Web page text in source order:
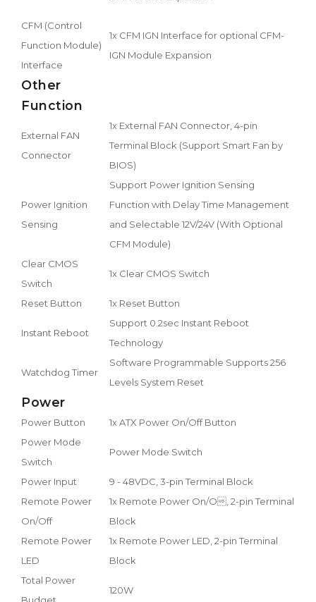
CFM (Control
Function Module)
Interface
1x CFM IGN Interface for optional CFM-
IGN Module Expansion
Other
Function
External FAN
Connector
1x External FAN Connector, 4-pin
Terminal Block (Support Smart Fan by
BIOS)
Power Ignition
Sensing
Support Power Ignition Sensing
Function with Delay Time Management
and Selectable 12V/24V (With Optional
CFM Module)
Clear CMOS
Switch
1x Clear CMOS Switch
Reset Button 1x Reset Button
Instant Reboot
Support 0.2sec Instant Reboot
Technology
Watchdog Timer
Software Programmable Supports 256
Levels System Reset
Power
Power Button
1x ATX Power On/Off Button
Power Mode
Switch
Power Mode Switch
Power Input
9 - 48VDC, 3-pin Terminal Block
Remote Power
On/Off
1x Remote Power On/O, 2-pin Terminal
Block
Remote Power
LED
1x Remote Power LED, 2-pin Terminal
Block
Total Power
Budget
120W